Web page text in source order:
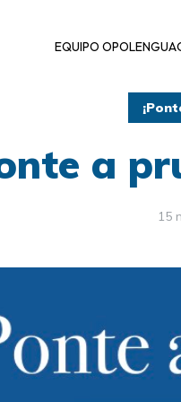
EQUIPO OPOLENGUA
a
15